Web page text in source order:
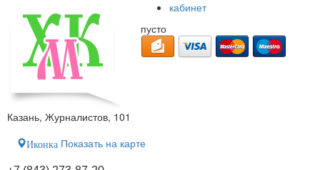
кабинет
пусто
Казань, Журналистов, 101
Иконка Показать на карте